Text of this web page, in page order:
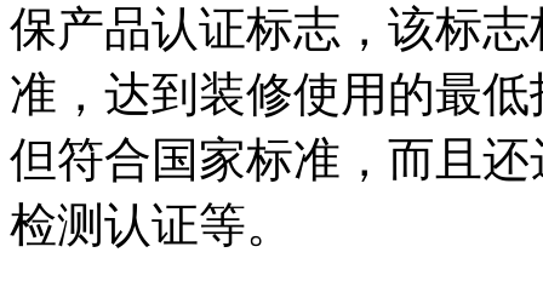
保产品认证标志，该标
准，达到装修使用的最
但符合国家标准，而且
检测认证等。